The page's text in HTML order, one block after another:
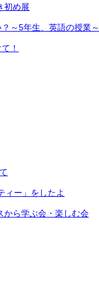
初め展
～5年生、英語の授業～
！
ィー」をしたよ
から学ぶ会・楽しむ会